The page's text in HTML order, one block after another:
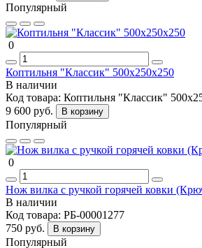
Популярный
0
Коптильня "Классик" 500х250х250
В наличии
Код товара: Коптильня "Классик"
9 600 руб.
В корзину
Популярный
0
Нож вилка с ручкой горячей ковки
В наличии
Код товара: РБ-00001277
750 руб.
В корзину
Популярный